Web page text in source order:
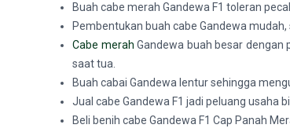
Buah cabe merah Gandewa F1 toleran
Pembentukan buah cabe Gandewa
Cabe merah Gandewa buah besar
saat tua.
Buah cabai Gandewa lentur sehingga
Jual cabe Gandewa F1 jadi peluang usaha
Beli benih cabe Gandewa F1 Cap Panah